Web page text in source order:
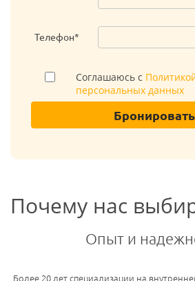
Телефон*
Соглашаюсь с
персональных данных
Бронировать
Почему нас
Опыт и
Более 20 лет специализации на